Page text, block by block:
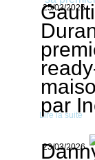
25/03/2026
par
Lire la suite
23/03/2026